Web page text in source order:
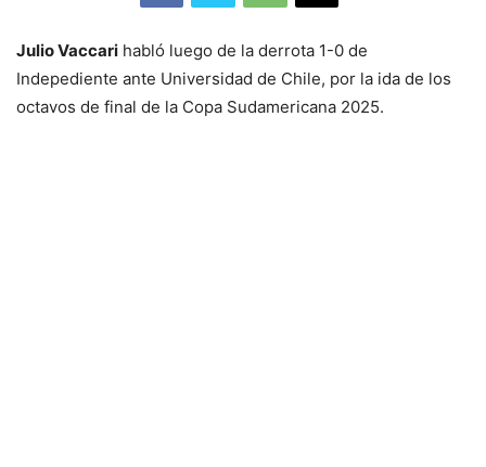
Julio Vaccari habló luego de la derrota 1-0 de
Indepediente ante Universidad de Chile, por la ida de los
octavos de final de la Copa Sudamericana 2025.